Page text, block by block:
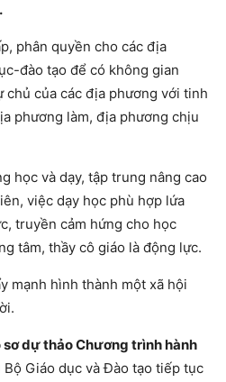
phân quyền cho các địa
đào tạo để có không gian
chủ của các địa phương với tinh
phương làm, địa phương chịu
học và dạy, tập trung nâng cao
việc dạy học phù hợp lứa
truyền cảm hứng cho học
tâm, thầy cô giáo là động lực.
mạnh hình thành một xã hội
dự thảo Chương trình hành
Giáo dục và Đào tạo tiếp tục